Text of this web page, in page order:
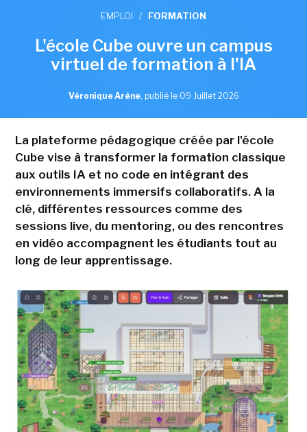
EMPLOI / FORMATION
L'école Cube ouvre un campus
virtuel de formation à l'IA
Véronique Arène, publié le 09 Juillet 2026
La plateforme pédagogique créée par l'école
Cube vise à transformer la formation classique
aux outils IA et no code en intégrant des
environnements immersifs collaboratifs. A la
clé, différentes ressources comme des
sessions live, du mentoring, ou des rencontres
en vidéo accompagnent les étudiants tout au
long de leur apprentissage.